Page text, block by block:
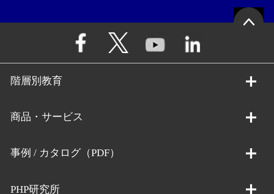
階層別教育
商品・サービス
事例 / カタログ（PDF）
PHP研究所